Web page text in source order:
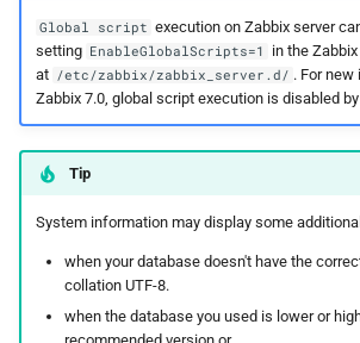
Global script execution on Zabbix server
setting EnableGlobalScripts=1
in the
at /etc/zabbix/zabbix_server.d/ . For
Zabbix 7.0, global script execution is disabled
Tip
System information may display some
when your database doesn't have the
collation UTF-8.
when the database you used is lower or